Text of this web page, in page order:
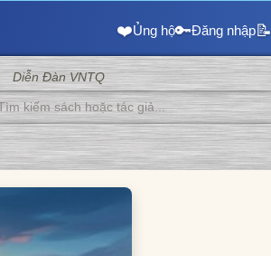
❤️Ủng hộ🔑Đăng nhập📝
Diễn Đàn VNTQ